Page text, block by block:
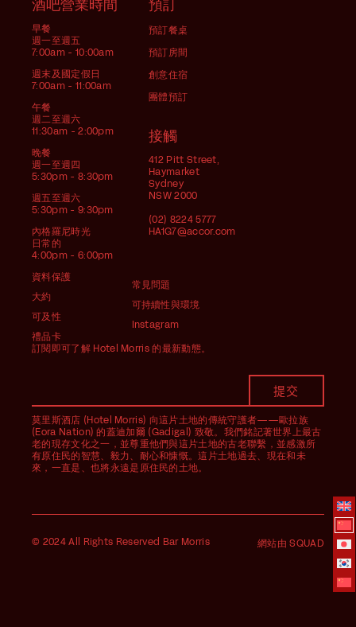
酒吧營業時間
早餐
週一至週五
7:00am - 10:00am
週末及國定假日
7:00am - 11:00am
午餐
週二至週六
11:30am - 2:00pm
晚餐
週一至週四
5:30pm - 8:30pm
週五至週六
5:30pm - 9:30pm
內格羅尼時光
日常的
4:00pm - 6:00pm
預訂
預訂餐桌
預訂房間
創意住宿
團體預訂
接觸
412 Pitt Street,
Haymarket
Sydney
NSW 2000
(02) 8224 5777
HA1G7@accor.com
資料保護
大約
可及性
禮品卡
常見問題
可持續性與環境
Instagram
訂閱即可了解 Hotel Morris 的最新動態。
莫里斯酒店 (Hotel Morris) 向這片土地的傳統守護者——歐拉族
(Eora Nation) 的蓋迪加爾 (Gadigal) 致敬。我們銘記著世界上最古
老的現存文化之一，並尊重他們與這片土地的古老聯繫，並感激所
有原住民的智慧、毅力、耐心和慷慨。這片土地過去、現在和未
來，一直是、也將永遠是原住民的土地。
© 2024 All Rights Reserved Bar Morris 網站由 SQUAD